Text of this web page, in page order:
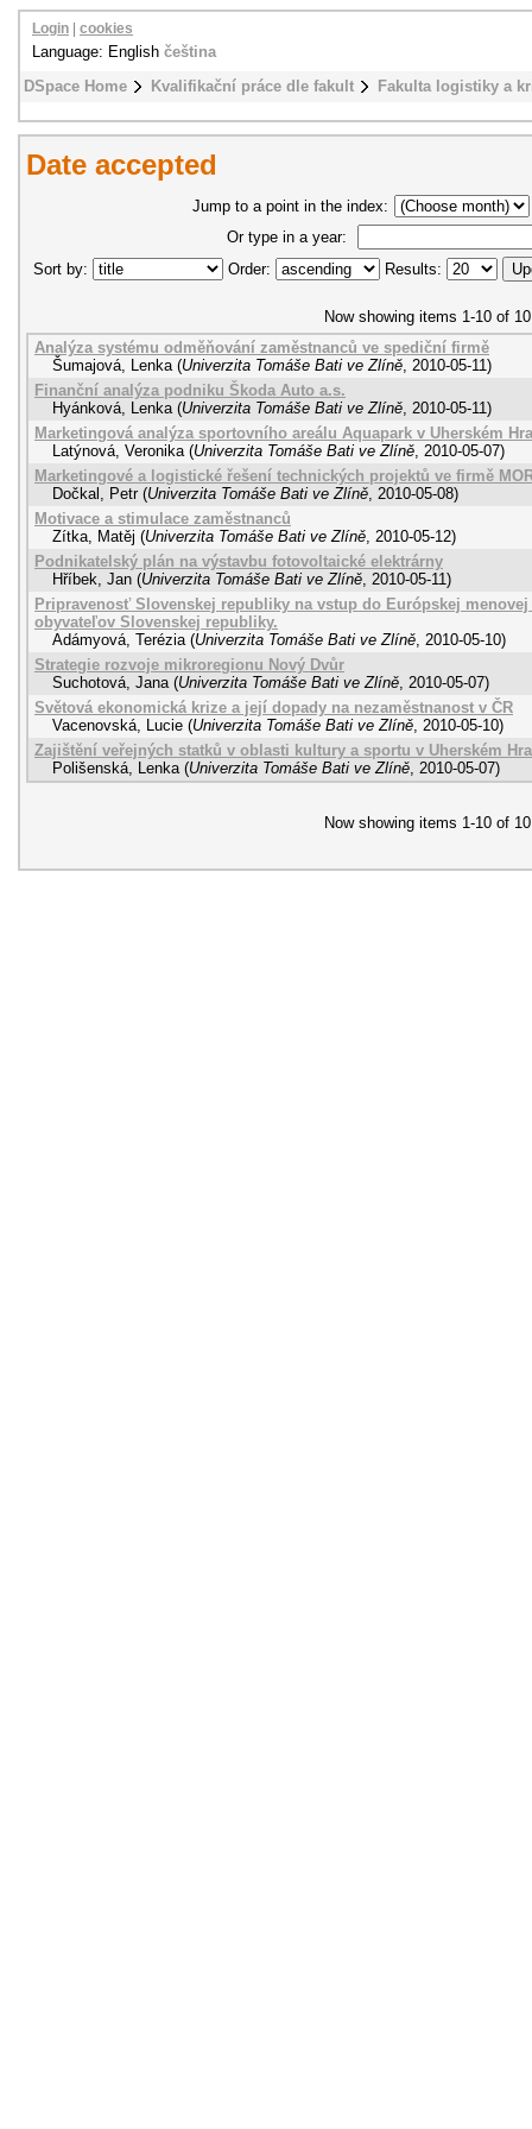
DSpace Home Kvalifikační práce dle fakult Fakulta logistiky a
Login cookies
Language: English čeština
Date accepted
Jump to a point in the index:
Or type in a year:
Sort by:
Order: Results:
Now showing items 1-10 of 10
Analýza systému odměňování zaměstnanců ve spediční firmě
Šumajová, Lenka (Univerzita Tomáše Bati ve Zlíně, 2010-05-11)
Finanční analýza podniku Škoda Auto a.s.
Hyánková, Lenka (Univerzita Tomáše Bati ve Zlíně, 2010-05-11)
Marketingová analýza sportovního areálu Aquapark v Uherském
Latýnová, Veronika (Univerzita Tomáše Bati ve Zlíně, 2010-05-07)
Marketingové a logistické řešení technických projektů ve firmě
Dočkal, Petr (Univerzita Tomáše Bati ve Zlíně, 2010-05-08)
Motivace a stimulace zaměstnanců
Zítka, Matěj (Univerzita Tomáše Bati ve Zlíně, 2010-05-12)
Podnikatelský plán na výstavbu fotovoltaické elektrárny
Hříbek, Jan (Univerzita Tomáše Bati ve Zlíně, 2010-05-11)
Pripravenosť Slovenskej republiky na vstup do Európskej
obyvateľov Slovenskej republiky.
Adámyová, Terézia (Univerzita Tomáše Bati ve Zlíně, 2010-05-10)
Strategie rozvoje mikroregionu Nový Dvůr
Suchotová, Jana (Univerzita Tomáše Bati ve Zlíně, 2010-05-07)
Světová ekonomická krize a její dopady na nezaměstnanost v ČR
Vacenovská, Lucie (Univerzita Tomáše Bati ve Zlíně, 2010-05-10)
Zajištění veřejných statků v oblasti kultury a sportu v Uherském
Polišenská, Lenka (Univerzita Tomáše Bati ve Zlíně, 2010-05-07)
Now showing items 1-10 of 10